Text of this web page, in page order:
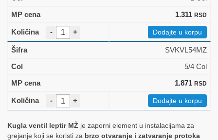
Kugla ventil leptir MŽ je zaporni element u instalacijama za
grejanje koji se koristi za brzo otvaranje i zatvaranje protoka
1.311 RSD
- + Dodajte u korpu
SVKVL54MZ
5/4 Col
1.871 RSD
- + Dodajte u korpu